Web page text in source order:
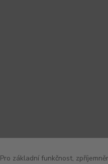
Pro základní funkčnost,